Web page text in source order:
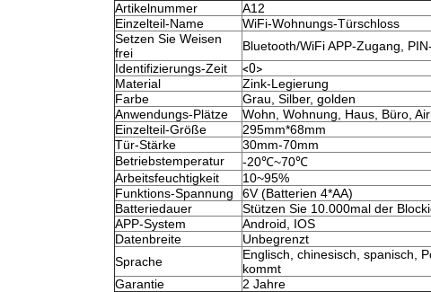
Artikelnummer
A12
Einzelteil-Name
WiFi-Wohnungs-Türschloss
Setzen Sie Weisen
frei
Bluetooth/WiFi APP-Zugang,
Identifizierungs-Zeit
<0>
Material
Zink-Legierung
Farbe
Grau, Silber, golden
Anwendungs-Plätze
Wohn, Wohnung, Haus, Büro,
Einzelteil-Größe
295mm*68mm
Tür-Stärke
30mm-70mm
Betriebstemperatur
-20℃~70℃
Arbeitsfeuchtigkeit
10~95%
Funktions-Spannung
6V (Batterien 4*AA)
Batteriedauer
Stützen Sie 10.000mal der
APP-System
Android, IOS
Datenbreite
Unbegrenzt
Sprache
Englisch, chinesisch, spanisch,
kommt
Garantie
2 Jahre